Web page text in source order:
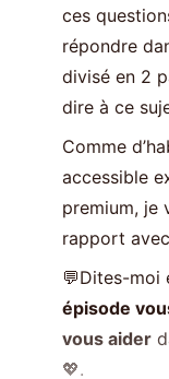
ces
répondre
divisé en 2
dire à ce
Comme
accessible
premium, je
rapport
💬Dites-moi
épisode
vous aider
💖.